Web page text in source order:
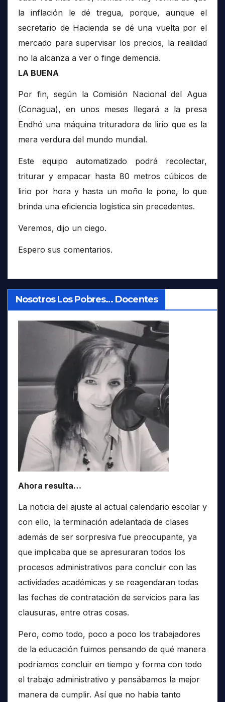
la inflación le dé tregua, porque, aunque el
secretario de Hacienda se dé una vuelta por el
mercado para supervisar los precios, la realidad
no la alcanza a ver o finge demencia.
LA BUENA
Por fin, según la Comisión Nacional del Agua
(Conagua), en unos meses llegará a la presa
Endhó una máquina trituradora de lirio que es la
mera verdura del mundo mundial.
Este equipo automatizado podrá recolectar,
triturar y empacar hasta 80 metros cúbicos de
lirio por hora y hasta un moño le pone, lo que
brinda una eficiencia logística sin precedentes.
Veremos, dijo un ciego.
Espero sus comentarios.
Nosotros Los Pobres… Docentes
Ahora resulta…
La noticia del ajuste al actual calendario escolar y
con ello, la terminación adelantada de clases
además de ser sorpresiva fue preocupante, ya
que implicaba que se apresuraran todos los
procesos administrativos para concluir con las
actividades académicas y se reagendaran todas
las fechas de contratación de servicios para las
clausuras, entre otras cosas.
Pero, como todo, poco a poco los trabajadores
de la educación fuimos pensando de qué manera
podríamos concluir en tiempo y forma con todo
el trabajo administrativo y pensábamos la mejor
manera de cumplir. Así que no había tanto